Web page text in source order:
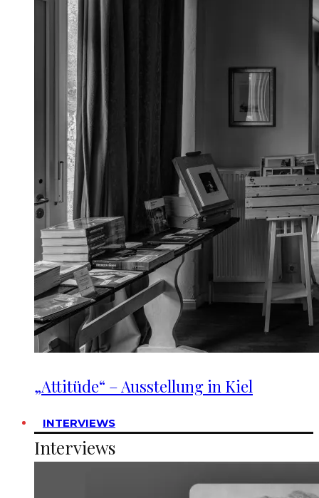
„Attitüde“ – Ausstellung in Kiel
INTERVIEWS
Interviews